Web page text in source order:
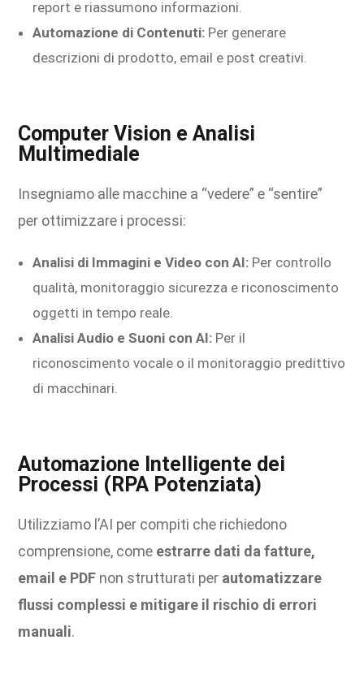
report e riassumono informazioni.
Automazione di Contenuti: Per generare
descrizioni di prodotto, email e post creativi.
Computer Vision e Analisi
Multimediale
Insegniamo alle macchine a “vedere” e “sentire”
per ottimizzare i processi:
Analisi di Immagini e Video con AI: Per controllo
qualità, monitoraggio sicurezza e riconoscimento
oggetti in tempo reale.
Analisi Audio e Suoni con AI: Per il
riconoscimento vocale o il monitoraggio predittivo
di macchinari.
Automazione Intelligente dei
Processi (RPA Potenziata)
Utilizziamo l’AI per compiti che richiedono
comprensione, come estrarre dati da fatture,
email e PDF non strutturati per automatizzare
flussi complessi e mitigare il rischio di errori
manuali.